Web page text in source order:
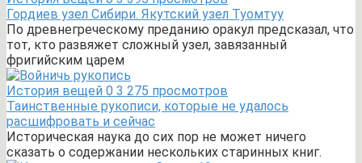
Гордиев узел Сибири. Якутский узел Туомтуу
По древнегреческому преданию оракул предсказал, что
тот, кто развяжет сложный узел, завязанный
фригийским царем
История вещей 0 3 275 просмотров
Таинственные рукописи, которые не удалось
расшифровать и сейчас
Историческая наука до сих пор не может ничего
сказать о содержании нескольких старинных книг.